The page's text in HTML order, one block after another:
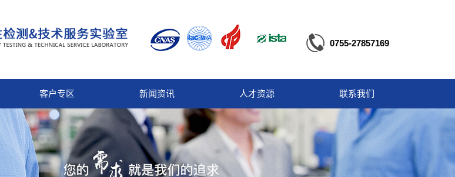
0755-27857169
客户专区 新闻资讯 人才资源 联系我们